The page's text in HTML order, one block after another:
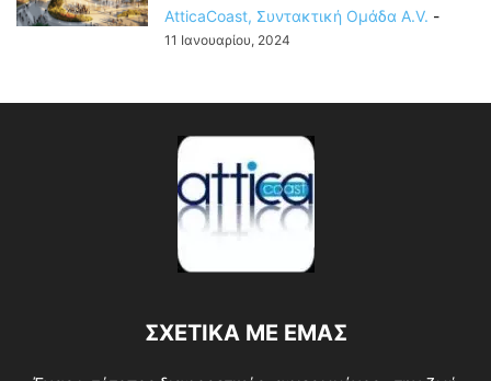
AtticaCoast, Συντακτική Ομάδα A.V. -
11 Ιανουαρίου, 2024
ΣΧΕΤΙΚΑ ΜΕ ΕΜΑΣ